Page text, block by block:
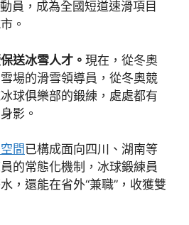
員，成為全國短道速滑項目
。
送冰雪人才。 現在，從冬奧
場的滑雪領導員，從冬奧競
球俱樂部的鍛練，處處都有
影。
間已構成面向四川、湖南等
的常態化機制，冰球鍛練員
，還能在省外“兼職”，收獲雙